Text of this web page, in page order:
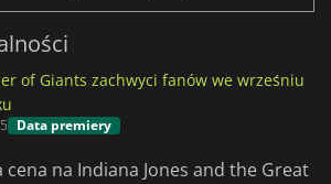
of Giants zachwyci fanów we wrześniu
Data premiery
cena na Indiana Jones and the Great